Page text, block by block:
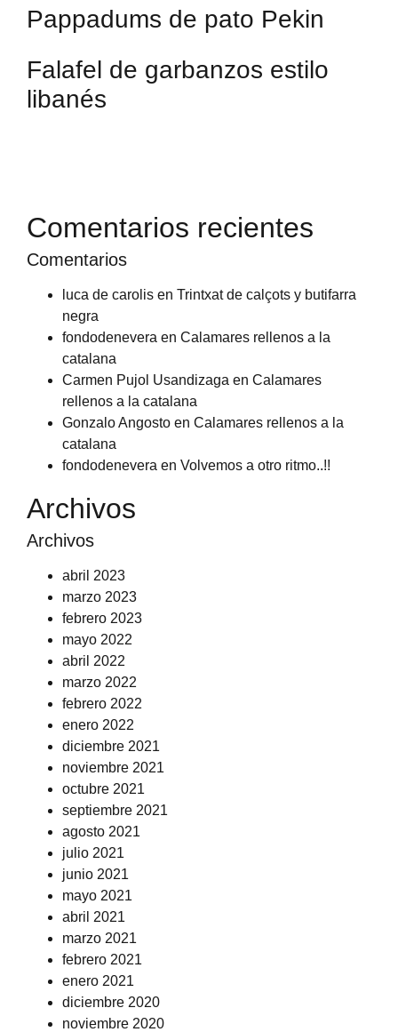
Pappadums de pato Pekin
Falafel de garbanzos estilo
libanés
Comentarios recientes
Comentarios
luca de carolis en Trintxat de calçots y butifarra
negra
fondodenevera en Calamares rellenos a la
catalana
Carmen Pujol Usandizaga en Calamares
rellenos a la catalana
Gonzalo Angosto en Calamares rellenos a la
catalana
fondodenevera en Volvemos a otro ritmo..!!
Archivos
Archivos
abril 2023
marzo 2023
febrero 2023
mayo 2022
abril 2022
marzo 2022
febrero 2022
enero 2022
diciembre 2021
noviembre 2021
octubre 2021
septiembre 2021
agosto 2021
julio 2021
junio 2021
mayo 2021
abril 2021
marzo 2021
febrero 2021
enero 2021
diciembre 2020
noviembre 2020